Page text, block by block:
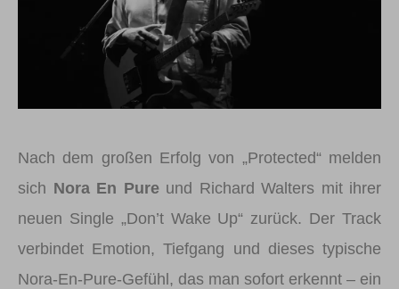
Nach dem großen Erfolg von „Protected“ melden
sich Nora En Pureund Richard Walters mit ihrer
neuen Single „Don’t Wake Up“ zurück. Der Track
verbindet Emotion, Tiefgang und dieses typische
Nora-En-Pure-Gefühl, das man sofort erkennt – ein